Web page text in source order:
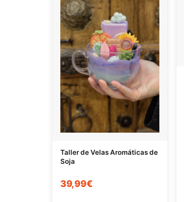
Taller de Velas Aromáticas de
Soja
39,99€